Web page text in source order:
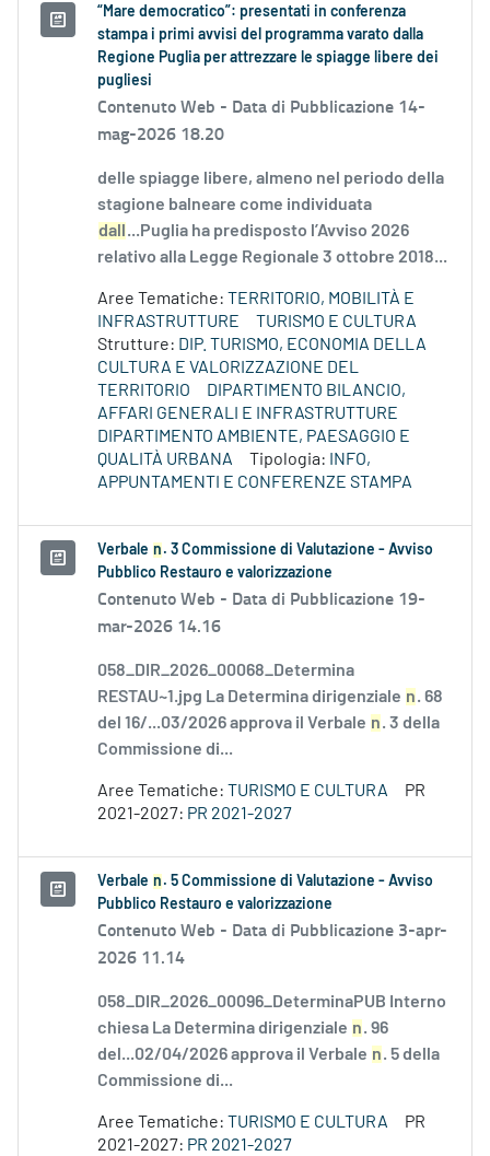
“Mare democratico”: presentati in conferenza
stampa i primi avvisi del programma varato dalla
Regione Puglia per attrezzare le spiagge libere dei
pugliesi
Contenuto Web - Data di Pubblicazione 14-
mag-2026 18.20
delle spiagge libere, almeno nel periodo della
stagione balneare come individuata
dall
...Puglia ha predisposto l’Avviso 2026
relativo alla Legge Regionale 3 ottobre 2018...
Aree Tematiche: TERRITORIO, MOBILITÀ E
INFRASTRUTTURE
TURISMO E CULTURA
Strutture: DIP. TURISMO, ECONOMIA DELLA
CULTURA E VALORIZZAZIONE DEL
TERRITORIO
DIPARTIMENTO BILANCIO,
AFFARI GENERALI E INFRASTRUTTURE
DIPARTIMENTO AMBIENTE, PAESAGGIO E
QUALITÀ URBANA
Tipologia:
INFO,
APPUNTAMENTI E CONFERENZE STAMPA
Verbale n . 3 Commissione di Valutazione - Avviso
Pubblico Restauro e valorizzazione
Contenuto Web - Data di Pubblicazione 19-
mar-2026 14.16
058_DIR_2026_00068_Determina
RESTAU~1.jpg La Determina dirigenziale n. 68
del 16/...03/2026 approva il Verbale n. 3 della
Commissione di...
Aree Tematiche: TURISMO E CULTURA
PR
2021-2027: PR 2021-2027
Verbale n . 5 Commissione di Valutazione - Avviso
Pubblico Restauro e valorizzazione
Contenuto Web - Data di Pubblicazione 3-apr-
2026 11.14
058_DIR_2026_00096_DeterminaPUB Interno
chiesa La Determina dirigenziale n. 96
del...02/04/2026 approva il Verbale n. 5 della
Commissione di...
Aree Tematiche: TURISMO E CULTURA
PR
2021-2027: PR 2021-2027